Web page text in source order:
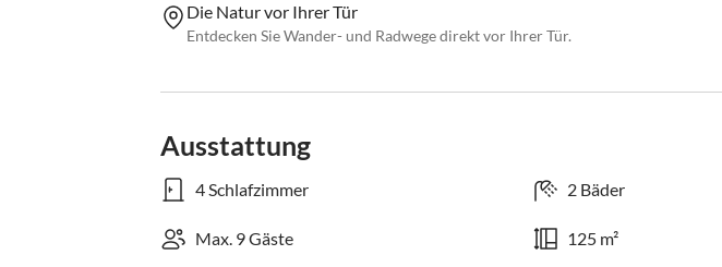
Die Natur vor Ihrer Tür
Entdecken Sie Wander- und Radwege direkt vor Ihrer Tür.
Ausstattung
4 Schlafzimmer 2 Bäder
Max. 9 Gäste 125 m²